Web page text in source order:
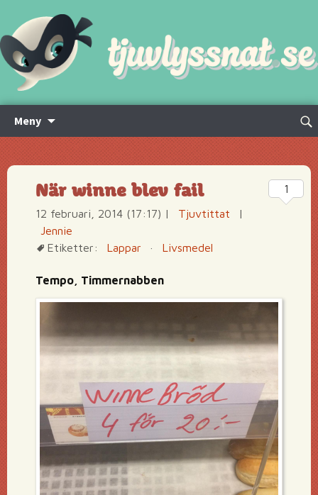
Meny
innehåll
Sök
När winne blev fail
12 februari, 2014 (17:17) | Tjuvtittat
|
Jennie
Etiketter:
Lappar · Livsmedel
Tempo, Timmernabben
1